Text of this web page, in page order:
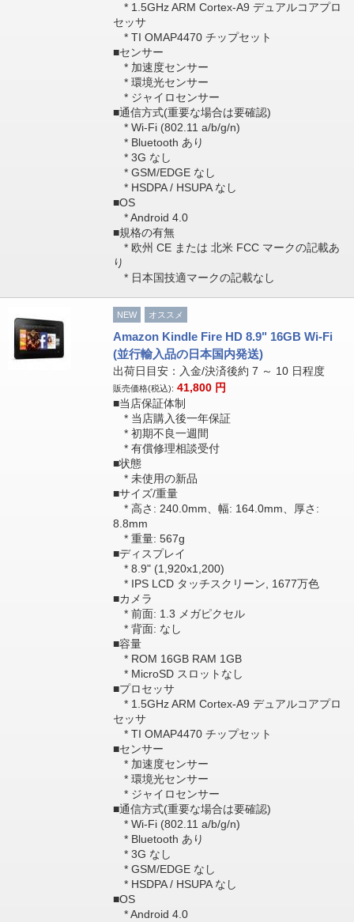
* 1.5GHz ARM Cortex-A9 デュアルコアプロ
セッサ
* TI OMAP4470 チップセット
■センサー
* 加速度センサー
* 環境光センサー
* ジャイロセンサー
■通信方式(重要な場合は要確認)
* Wi-Fi (802.11 a/b/g/n)
* Bluetooth あり
* 3G なし
* GSM/EDGE なし
* HSDPA / HSUPA なし
■OS
* Android 4.0
■規格の有無
* 欧州 CE または 北米 FCC マークの記載あ
り
* 日本国技適マークの記載なし
NEW オススメ
Amazon Kindle Fire HD 8.9" 16GB Wi-Fi
(並行輸入品の日本国内発送)
出荷日目安：入金/決済後約 7 ～ 10 日程度
販売価格(税込): 41,800 円
■当店保証体制
* 当店購入後一年保証
* 初期不良一週間
* 有償修理相談受付
■状態
* 未使用の新品
■サイズ/重量
* 高さ: 240.0mm、幅: 164.0mm、厚さ:
8.8mm
* 重量: 567g
■ディスプレイ
* 8.9" (1,920x1,200)
* IPS LCD タッチスクリーン, 1677万色
■カメラ
* 前面: 1.3 メガピクセル
* 背面: なし
■容量
* ROM 16GB RAM 1GB
* MicroSD スロットなし
■プロセッサ
* 1.5GHz ARM Cortex-A9 デュアルコアプロ
セッサ
* TI OMAP4470 チップセット
■センサー
* 加速度センサー
* 環境光センサー
* ジャイロセンサー
■通信方式(重要な場合は要確認)
* Wi-Fi (802.11 a/b/g/n)
* Bluetooth あり
* 3G なし
* GSM/EDGE なし
* HSDPA / HSUPA なし
■OS
* Android 4.0